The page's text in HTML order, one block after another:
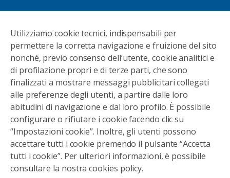
Utilizziamo cookie tecnici, indispensabili per
permettere la corretta navigazione e fruizione del sito
nonché, previo consenso dell’utente, cookie analitici e
di profilazione propri e di terze parti, che sono
finalizzati a mostrare messaggi pubblicitari collegati
alle preferenze degli utenti, a partire dalle loro
abitudini di navigazione e dal loro profilo. È possibile
configurare o rifiutare i cookie facendo clic su
“Impostazioni cookie”. Inoltre, gli utenti possono
accettare tutti i cookie premendo il pulsante “Accetta
tutti i cookie”. Per ulteriori informazioni, è possibile
consultare la nostra cookies policy.
CONTATTI
FAQ
PRIVACY POLICY
COOKIE POLICY
TRATTAMENTO DATI
DETRAZIONI FISCALI
LAVORA CON NOI
UFFICIO STAMPA
MEDIA E DOCUMENTI